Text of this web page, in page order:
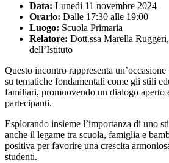
Data: Lunedì 11 novembre 2024
Orario: Dalle 17:30 alle 19:00
Luogo: Scuola Primaria
Relatore: Dott.ssa Marella
dell’Istituto
Questo incontro rappresenta
su tematiche fondamentali come gli stili
familiari, promuovendo un dialogo aperto
partecipanti.
Esplorando insieme l’importanza di uno
anche il legame tra scuola, famiglia e
positiva per favorire una crescita
studenti.